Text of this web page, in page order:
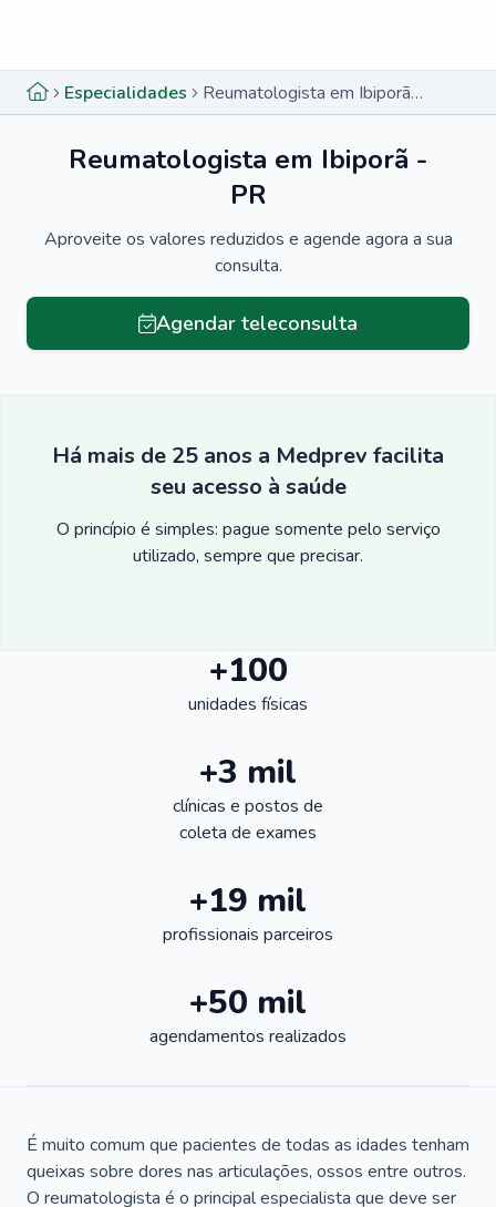
Especialidades Reumatologista em Ibiporã - PR
Reumatologista em Ibiporã -
PR
Aproveite os valores reduzidos e agende agora a sua
consulta.
Agendar teleconsulta
Há mais de 25 anos a Medprev facilita
seu acesso à saúde
O princípio é simples: pague somente pelo serviço
utilizado, sempre que precisar.
+100
unidades físicas
+3 mil
clínicas e postos de
coleta de exames
+19 mil
profissionais parceiros
+50 mil
agendamentos realizados
É muito comum que pacientes de todas as idades tenham
queixas sobre dores nas articulações, ossos entre outros.
O reumatologista é o principal especialista que deve ser